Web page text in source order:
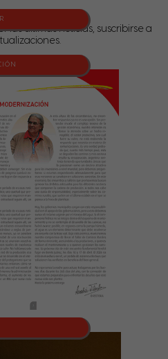
las últimas noticias, suscribirse a